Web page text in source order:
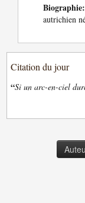
Biographie:
autrichien
Citation du jour
“Si un arc-en-ciel